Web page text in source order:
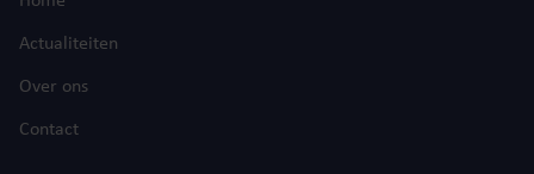
Actualiteiten
Over ons
Contact